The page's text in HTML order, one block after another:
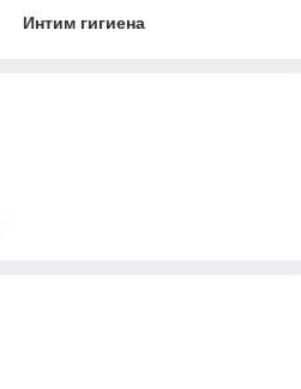
Интим гигиена